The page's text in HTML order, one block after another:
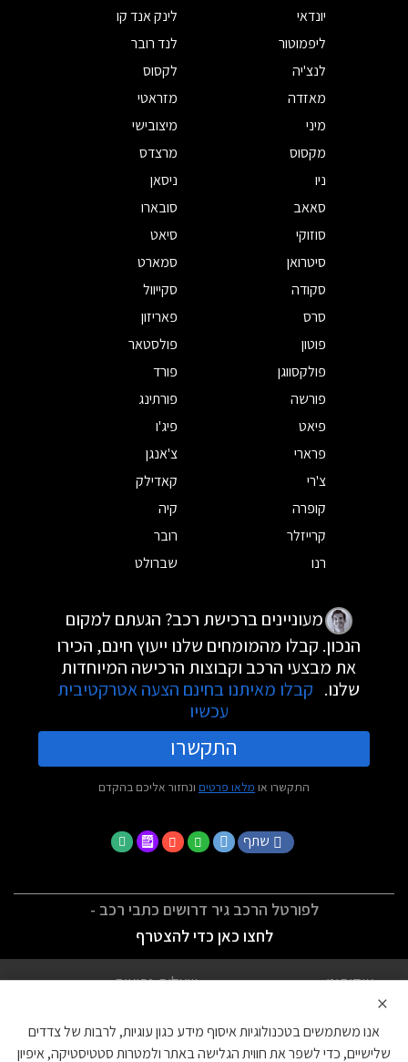
יונדאי
לינק אנד קו
ליפמוטור
לנד רובר
לנצ'יה
לקסוס
מאזדה
מזראטי
מיני
מיצובישי
מקסוס
מרצדס
ניו
ניסאן
סאאב
סובארו
סוזוקי
סיאט
סיטרואן
סמארט
סקודה
סקייוול
סרס
פאריזון
פוטון
פולסטאר
פולקסווגן
פורד
פורשה
פורתינג
פיאט
פיג'ו
פרארי
צ'אנגן
צ'רי
קאדילק
קופרה
קיה
קרייזלר
רובר
רנו
שברולט
מעוניינים ברכישת רכב? הגעתם למקום
הנכון. קבלו מהמומחים שלנו ייעוץ חינם, הכירו
את מבצעי הרכב וקבוצות הרכישה המיוחדות
שלנו. קבלו מאיתנו בחינם הצעה אטרקטיבית
עכשיו
התקשרו
התקשרו או מלאו פרטים ונחזור אליכם בהקדם
שתף
לפורטל הרכב גיר דרושים כתבי רכב -
לחצו כאן כדי להצטרף
אודותינו
שאלות נפוצות
הצהרת נגישות
צור קשר
×
אנו משתמשים בטכנולוגיות איסוף מידע כגון עוגיות, לרבות של צדדים
שלישיים, כדי לשפר את חווית הגלישה באתר ולמטרות סטטיסטיקה, איפיון